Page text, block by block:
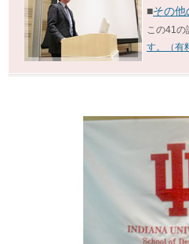
■その他
この41の
す。（有